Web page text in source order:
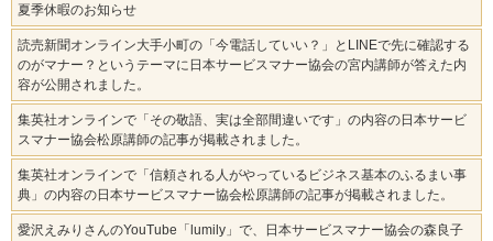
夏季休暇のお知らせ
読売新聞オンライン大手小町の「今電話していい？」とLINEで先に確認する
のがマナー？というテーマに日本サービスマナー協会の宮内講師が答えた内
容が公開されました。
集英社オンラインで「その敬語、実は全部間違いです」の内容の日本サービ
スマナー協会松原講師の記事が掲載されました。
集英社オンラインで「信頼される人がやっているビジネス基本のふるまい事
典」の内容の日本サービスマナー協会松原講師の記事が掲載されました。
愛沢えみりさんのYouTube「lumily」で、日本サービスマナー協会の森良子